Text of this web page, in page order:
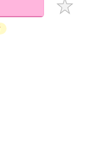
僅能以金石堂專屬